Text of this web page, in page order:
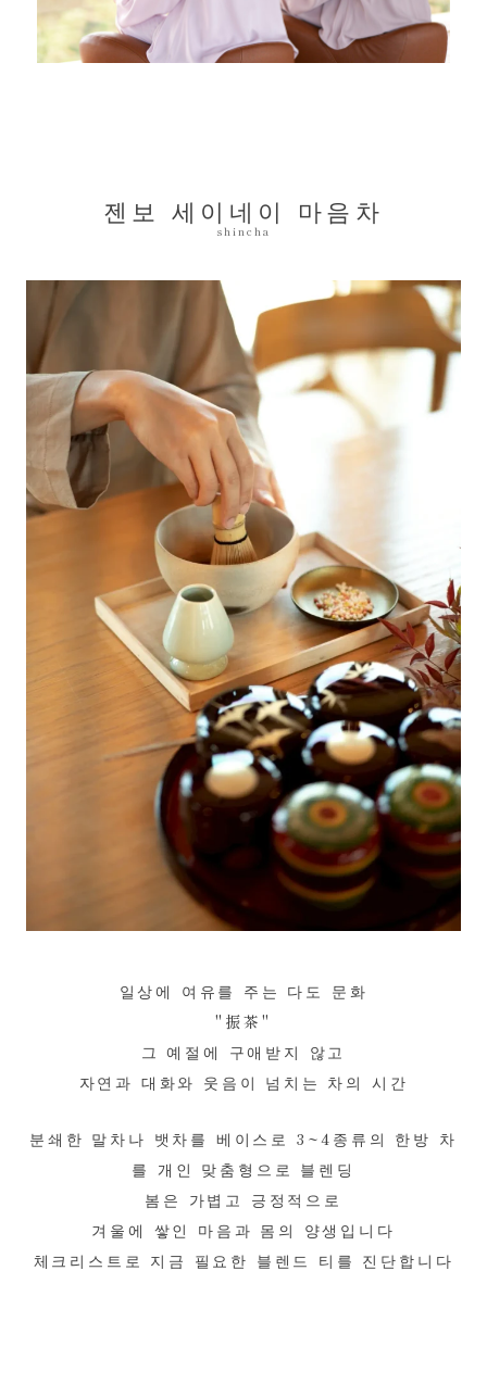
젠보 세이네이 마음차
shincha
일상에 여유를 주는 다도 문화
"振茶"
그 예절에 구애받지 않고
자연과 대화와 웃음이 넘치는 차의 시간
분쇄한 말차나 뱃차를 베이스로 3~4종류의 한방 차
를 개인 맞춤형으로 블렌딩
봄은 가볍고 긍정적으로
겨울에 쌓인 마음과 몸의 양생입니다
체크리스트로 지금 필요한 블렌드 티를 진단합니다